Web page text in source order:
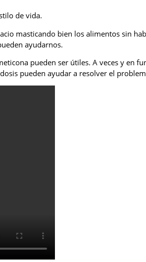
de vida.
masticando bien los alimentos sin
ayudarnos.
pueden ser útiles. A veces y en
pueden ayudar a resolver el